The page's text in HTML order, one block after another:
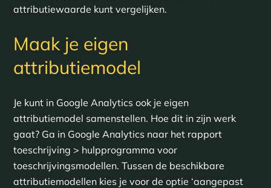
attributiewaarde kunt vergelijken.
Maak je eigen
attributiemodel
Je kunt in Google Analytics ook je eigen
attributiemodel samenstellen. Hoe dit in zijn werk
gaat? Ga in Google Analytics naar het rapport
toeschrijving > hulpprogramma voor
toeschrijvingsmodellen. Tussen de beschikbare
attributiemodellen kies je voor de optie ‘aangepast